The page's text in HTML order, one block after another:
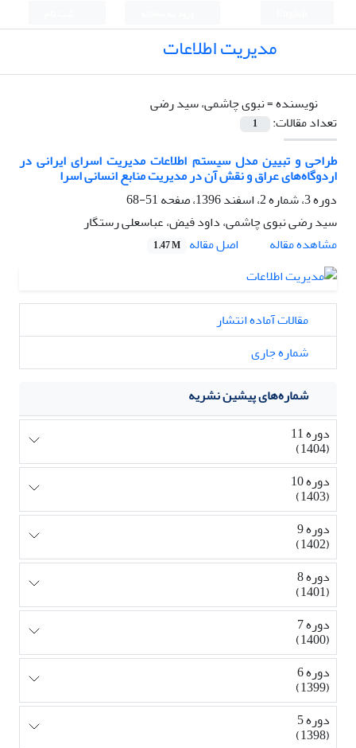
مدیریت اطلاعات
نویسنده =نبوی چاشمی، سید رضی
تعداد مقالات:
1
طراحی و تبیین مدل سیستم اطلاعات مدیریت اسرای ایرانی در
اردوگاه‌های عراق و نقش آن در مدیریت منابع انسانی اسرا
دوره 3، شماره 2، اسفند 1396، صفحه
51-68
سید رضی نبوی چاشمی، داود فیض، عباسعلی رستگار
مشاهده مقاله
اصل مقاله 1.47 M
مقالات آماده انتشار
شماره جاری
شماره‌های پیشین نشریه
دوره 11
(1404)
دوره 10
(1403)
دوره 9
(1402)
دوره 8
(1401)
دوره 7
(1400)
دوره 6
(1399)
دوره 5
(1398)